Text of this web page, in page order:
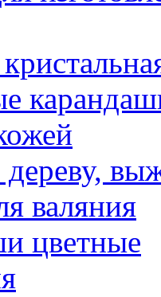
дереву,
валяния
цветные